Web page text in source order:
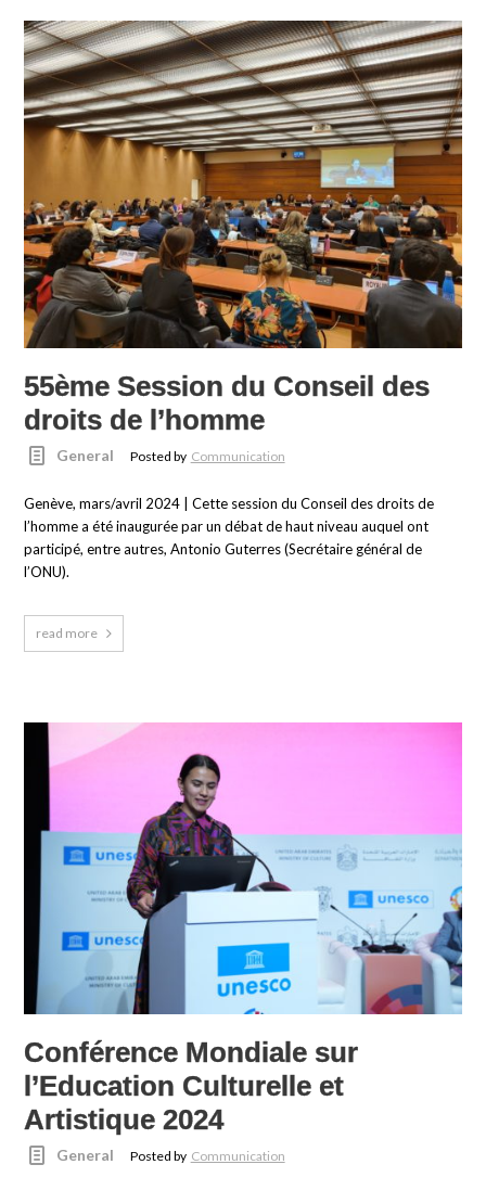
55ème Session du Conseil des
droits de l’homme
General Posted by Communication
Genève, mars/avril 2024 | Cette session du Conseil des droits de
l’homme a été inaugurée par un débat de haut niveau auquel ont
participé, entre autres, Antonio Guterres (Secrétaire général de
l’ONU).
read more
Conférence Mondiale sur
l’Education Culturelle et
Artistique 2024
General Posted by Communication